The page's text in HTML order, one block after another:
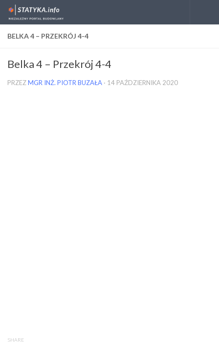
Skip to content
BELKA 4 – PRZEKRÓJ 4-4
Belka 4 – Przekrój 4-4
PRZEZMGR INŻ. PIOTR BUZAŁA · 14 PAŹDZIERNIKA 2020
SHARE